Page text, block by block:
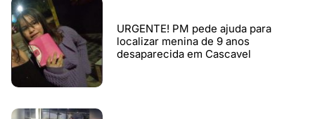
URGENTE! PM pede ajuda para
localizar menina de 9 anos
desaparecida em Cascavel